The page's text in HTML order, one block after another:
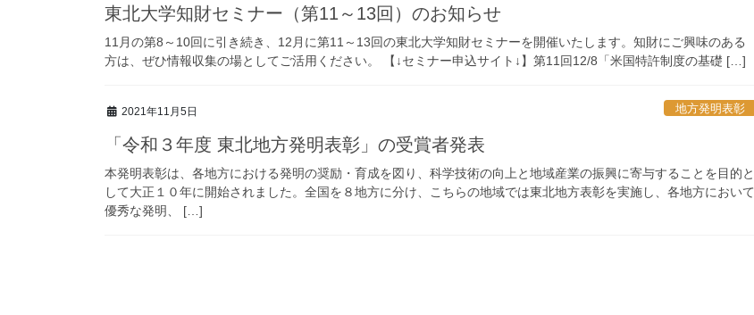
東北大学知財セミナー（第11～13回）のお知らせ
11月の第8～10回に引き続き、12月に第11～13回の東北大学知財セミナーを開催いたします。知財にご興味のある
方は、ぜひ情報収集の場としてご活用ください。 【↓セミナー申込サイト↓】第11回12/8「米国特許制度の基礎 […]
2021年11月5日 地方発明表彰
「令和３年度 東北地方発明表彰」の受賞者発表
本発明表彰は、各地方における発明の奨励・育成を図り、科学技術の向上と地域産業の振興に寄与することを目的と
して大正１０年に開始されました。全国を８地方に分け、こちらの地域では東北地方表彰を実施し、各地方において
優秀な発明、 […]